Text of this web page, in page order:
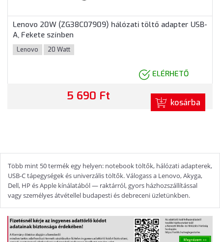
Lenovo 20W (ZG38C07909) hálózati töltő adapter USB-
A, Fekete színben
Lenovo 20 Watt
ELÉRHETŐ
5 690 Ft kosárba
Több mint 50 termék egy helyen: notebook töltők, hálózati adapterek,
USB-C tápegységek és univerzális töltők. Válogass a Lenovo, Akyga,
Dell, HP és Apple kínálatából — raktárról, gyors házhozszállítással
vagy személyes átvétellel budapesti és debreceni üzletünkben.